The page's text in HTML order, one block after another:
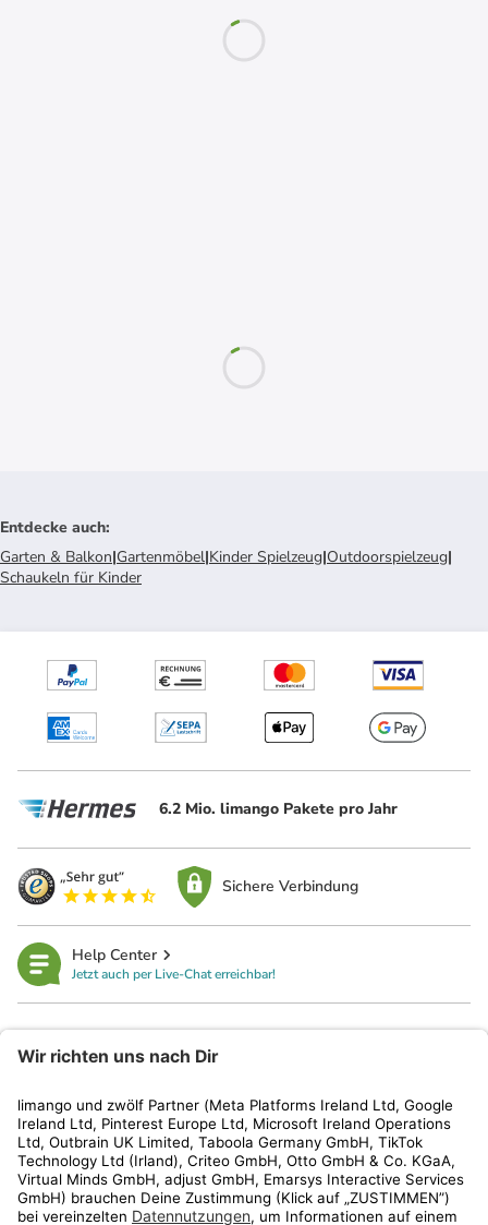
Entdecke auch:
Garten & Balkon|Gartenmöbel|Kinder Spielzeug|Outdoorspielzeug|
Schaukeln für Kinder
6.2 Mio. limango Pakete pro Jahr
Sichere Verbindung
Help Center
Jetzt auch per Live-Chat erreichbar!
Kundenservice
Shop